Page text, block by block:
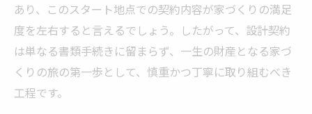
あり、このスタート地点での契約内容が家づくりの満足
度を左右すると言えるでしょう。したがって、設計契約
は単なる書類手続きに留まらず、一生の財産となる家づ
くりの旅の第一歩として、慎重かつ丁寧に取り組むべき
工程です。